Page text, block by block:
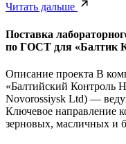
Читать дальше
Поставка
по ГОСТ для «Балтик
Описание проекта В
«Балтийский Контроль
Novorossiysk Ltd) —
Ключевое направление
зерновых, масличных и